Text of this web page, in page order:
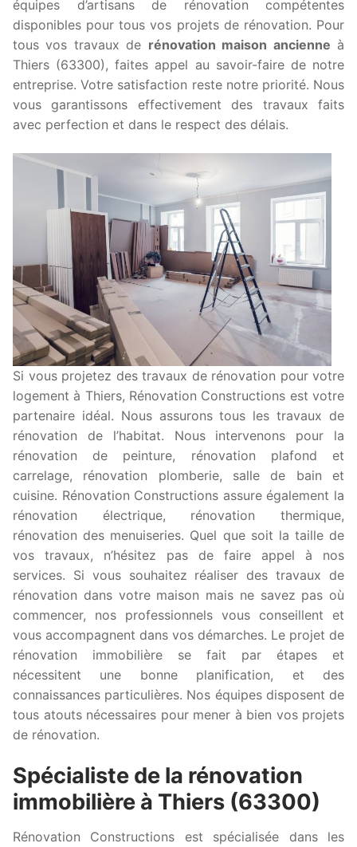
équipes d’artisans de rénovation compétentes
disponibles pour tous vos projets de rénovation. Pour
tous vos travaux de rénovation maison ancienne à
Thiers (63300), faites appel au savoir-faire de notre
entreprise. Votre satisfaction reste notre priorité. Nous
vous garantissons effectivement des travaux faits
avec perfection et dans le respect des délais.
Si vous projetez des travaux de rénovation pour votre
logement à Thiers, Rénovation Constructions est votre
partenaire idéal. Nous assurons tous les travaux de
rénovation de l’habitat. Nous intervenons pour la
rénovation de peinture, rénovation plafond et
carrelage, rénovation plomberie, salle de bain et
cuisine. Rénovation Constructions assure également la
rénovation électrique, rénovation thermique,
rénovation des menuiseries. Quel que soit la taille de
vos travaux, n’hésitez pas de faire appel à nos
services. Si vous souhaitez réaliser des travaux de
rénovation dans votre maison mais ne savez pas où
commencer, nos professionnels vous conseillent et
vous accompagnent dans vos démarches. Le projet de
rénovation immobilière se fait par étapes et
nécessitent une bonne planification, et des
connaissances particulières. Nos équipes disposent de
tous atouts nécessaires pour mener à bien vos projets
de rénovation.
Spécialiste de la rénovation
immobilière à Thiers (63300)
Rénovation Constructions est spécialisée dans les